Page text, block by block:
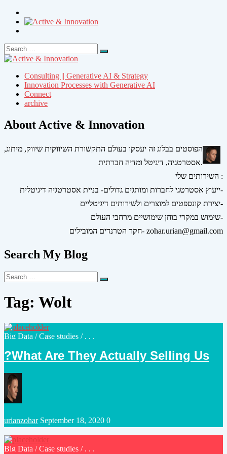
Search
for:
Search
Consulting || Generative AI & Strategy
Innovation Processes with Generative AI
Connect
archive
About Active & Innovation
הפוסטים בבלוג זה יעסקו בעולם התקשורת השיווקית שיווק, מיתוג,
אסטרטגיה, דיגיטל ומדיה חברתית.
השירותים שלי :
ייעוץ אסטרטגי לחברות ומותגים גדולים- בניית אסטרטגיה דיגיטלית-
יצירת קונספטים למוצרים ולשירותים דיגיטליים-
שימוש במקרי בוחן שימושיים מרחבי העולם-
חקר הטרנדים המובילים- zohar.urian@gmail.com
Search My Blog
Search
for:
Search
Tag: Wolt
Posted
Big Data /Case studies / . . .
What Are They Actually Selling Us?
Posted
by
urianzohar September 18, 2020 0
Posted
Big Data /Case studies / . . .